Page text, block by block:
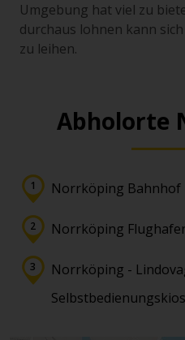
Umgebung hat viel zu
durchaus lohnen kann
zu leihen.
Abholorte
Norrköping Bahnhof
Norrköping
Norrköping -